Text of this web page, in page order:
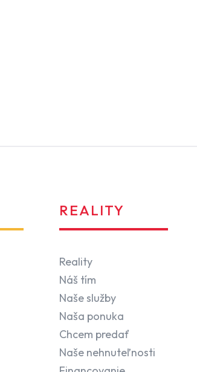
REALITY
Reality
Náš tím
Naše služby
Naša ponuka
Chcem predať
Naše nehnuteľnosti